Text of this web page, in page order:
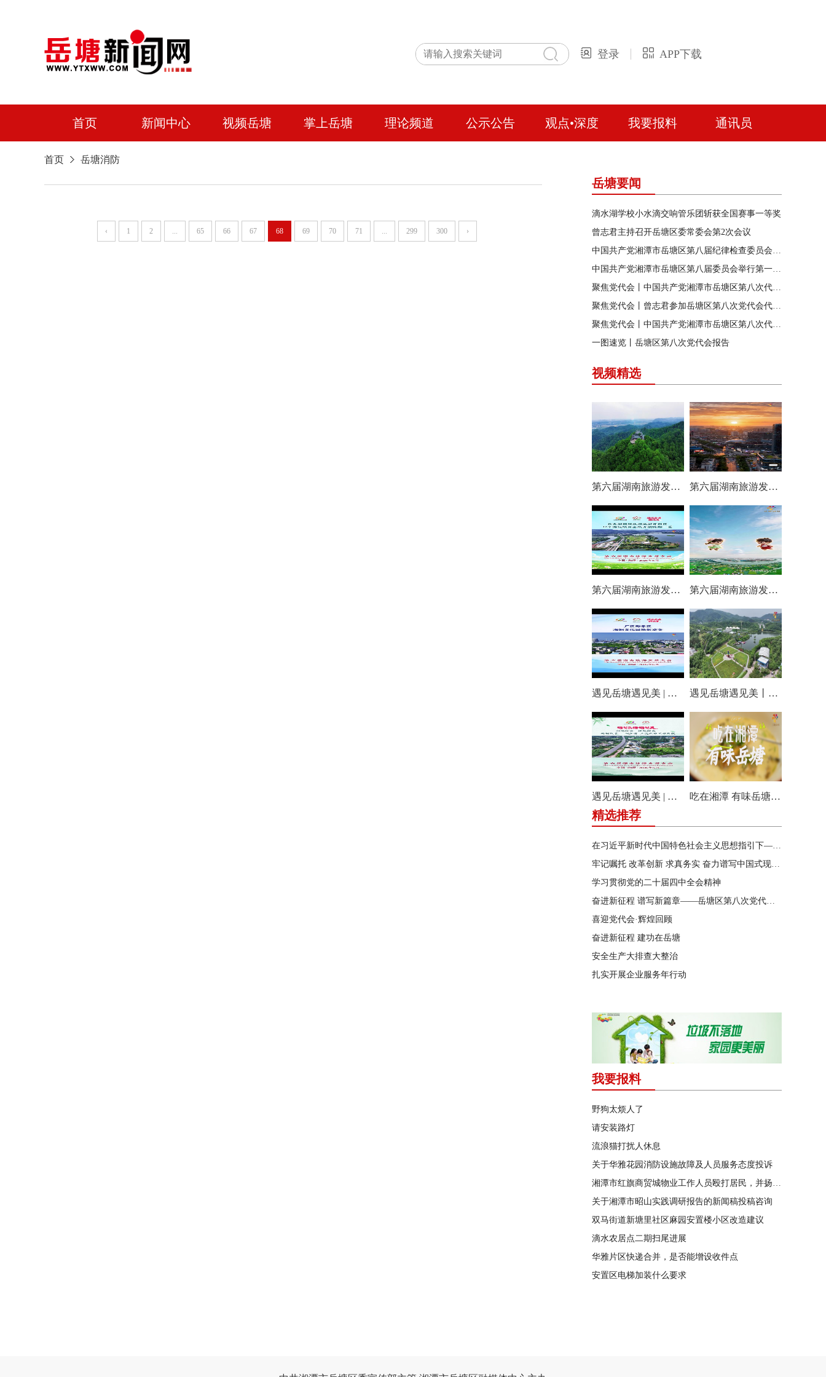
登录 APP下载
首页 新闻中心 视频岳塘 掌上岳塘 理论频道 公示公告 观点•深度 我要报料 通讯员
首页 岳塘消防
‹ 1 2 ... 65 66 67 68 69 70 71 ... 299 300 ›
岳塘要闻
滴水湖学校小水滴交响管乐团斩获全国赛事一等奖
曾志君主持召开岳塘区委常委会第2次会议
中国共产党湘潭市岳塘区第八届纪律检查委员会召开第一次全体会议
中国共产党湘潭市岳塘区第八届委员会举行第一次全体（扩大）会议
聚焦党代会丨中国共产党湘潭市岳塘区第八次代表大会胜利闭幕
聚焦党代会丨曾志君参加岳塘区第八次党代会代表团分团讨论
聚焦党代会丨中国共产党湘潭市岳塘区第八次代表大会举行第二次全体代表会议
一图速览丨岳塘区第八次党代会报告
视频精选
第六届湖南旅游发展大会丨岳塘区：一村一景 一步一趣 第六届湖南旅游发展大会丨阿莲潭宝带你云游岳塘（二）
第六届湖南旅游发展大会丨仰天湖国际休闲旅游度假区17个游玩项目全线开放嗨翻一夏 第六届湖南旅游发展大会丨阿莲潭宝带你云游岳塘
遇见岳塘遇见美 | 厂区即景区，湘钢文化园焕新迎客！ 遇见岳塘遇见美丨盘龙大观园提质焕新迎八方客
遇见岳塘遇见美 | 归隐松涧·理想村落：两期筑景 一涧生香 点亮岳塘文旅新貌 吃在湘潭 有味岳塘丨云盘山下：匠心守本味 小院忆乡愁
精选推荐
在习近平新时代中国特色社会主义思想指引下——新时代 新作为 新篇章
牢记嘱托 改革创新 求真务实 奋力谱写中国式现代化湖南篇章
学习贯彻党的二十届四中全会精神
奋进新征程 谱写新篇章——岳塘区第八次党代会特别报道
喜迎党代会·辉煌回顾
奋进新征程 建功在岳塘
安全生产大排查大整治
扎实开展企业服务年行动
我要报料
野狗太烦人了
请安装路灯
流浪猫打扰人休息
关于华雅花园消防设施故障及人员服务态度投诉
湘潭市红旗商贸城物业工作人员殴打居民，并扬言恐吓“我打死你有冯友根负责”
关于湘潭市昭山实践调研报告的新闻稿投稿咨询
双马街道新塘里社区麻园安置楼小区改造建议
滴水农居点二期扫尾进展
华雅片区快递合并，是否能增设收件点
安置区电梯加装什么要求